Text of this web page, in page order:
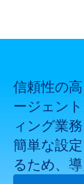
信頼性の
ージェン
ィング業
簡単な設
るため、